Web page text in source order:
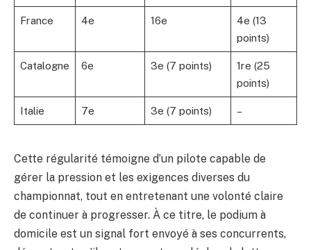
France 4e 16e
4e (13
points)
Catalogne 6e 3e (7 points)
1re (25
points)
Italie 7e 3e (7 points) –
Cette régularité témoigne d’un pilote capable de
gérer la pression et les exigences diverses du
championnat, tout en entretenant une volonté claire
de continuer à progresser. À ce titre, le podium à
domicile est un signal fort envoyé à ses concurrents,